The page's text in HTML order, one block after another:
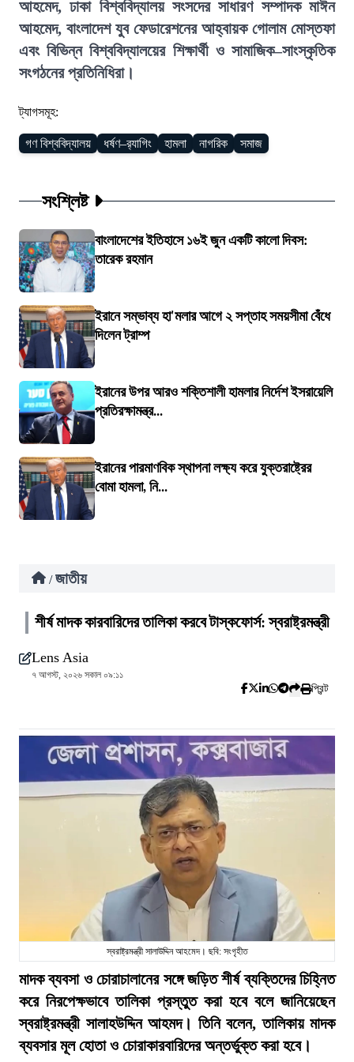
আহমেদ, ঢাকা বিশ্ববিদ্যালয় সংসদের সাধারণ সম্পাদক মাঈন
আহমেদ, বাংলাদেশ যুব ফেডারেশনের আহ্বায়ক গোলাম মোস্তফা
এবং বিভিন্ন বিশ্ববিদ্যালয়ের শিক্ষার্থী ও সামাজিক–সাংস্কৃতিক
সংগঠনের প্রতিনিধিরা।
ট্যাগসমূহ:
গণ বিশ্ববিদ্যালয় ধর্ষণ–র‍্যাগিং হামলা নাগরিক সমাজ
সংশ্লিষ্ট
বাংলাদেশের ইতিহাসে ১৬ই জুন একটি কালো দিবস:
তারেক রহমান
ইরানে সম্ভাব্য হা'মলার আগে ২ সপ্তাহ সময়সীমা বেঁধে
দিলেন ট্রাম্প
ইরানের উপর আরও শক্তিশালী হামলার নির্দেশ ইসরায়েলি
প্রতিরক্ষামন্ত্র...
ইরানের পারমাণবিক স্থাপনা লক্ষ্য করে যুক্তরাষ্ট্রের
বোমা হামলা, নি...
/ জাতীয়
শীর্ষ মাদক কারবারিদের তালিকা করবে টাস্কফোর্স: স্বরাষ্ট্রমন্ত্রী
Lens Asia
৭ আগস্ট, ২০২৬ সকাল ০৯:১১
প্রিন্ট
স্বরাষ্ট্রমন্ত্রী সালাউদ্দিন আহমেদ। ছবি: সংগৃহীত
মাদক ব্যবসা ও চোরাচালানের সঙ্গে জড়িত শীর্ষ ব্যক্তিদের চিহ্নিত
করে নিরপেক্ষভাবে তালিকা প্রস্তুত করা হবে বলে জানিয়েছেন
স্বরাষ্ট্রমন্ত্রী সালাহউদ্দিন আহমদ। তিনি বলেন, তালিকায় মাদক
ব্যবসার মূল হোতা ও চোরাকারবারিদের অন্তর্ভুক্ত করা হবে।